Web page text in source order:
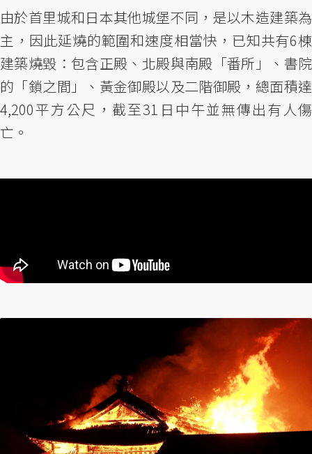
由於首里城和日本其他城堡不同，是以木造建築為
主，因此延燒的範圍和速度相當快，已知共有6棟
建築燒毀：包含正殿、北殿與南殿「番所」、書院
的「鎖之間」、黃金御殿以及二階御殿，總面積達
4,200平方公尺，截至31日中午並無傳出有人傷
亡。